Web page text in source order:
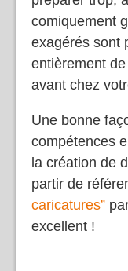
comiquement
exagérés sont
entièrement
avant chez
Une bonne
compétences
la création de
partir de
caricatures”
excellent !